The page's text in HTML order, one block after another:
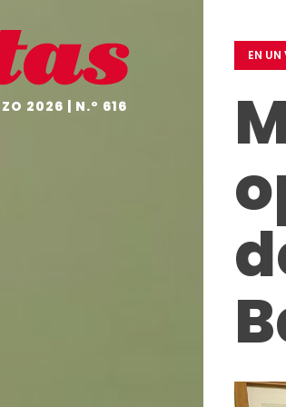
2026 | N.º 616
UN
NO
FONDO
EL
DESDE
CON
EN